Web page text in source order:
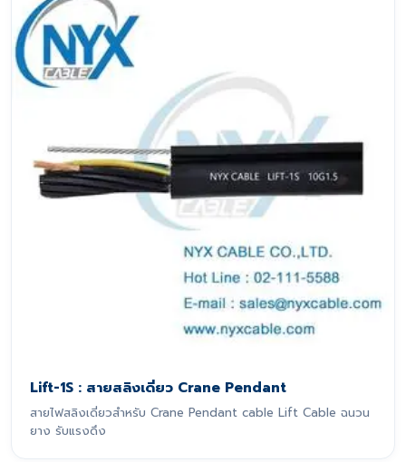
Lift-1S : สายสลิงเดี่ยว Crane Pendant
สายไฟสลิงเดี่ยวสำหรับ Crane Pendant cable Lift Cable ฉนวน
ยาง รับแรงดึง